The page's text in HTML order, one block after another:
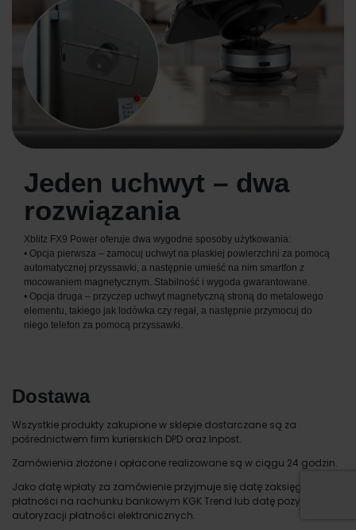
Jeden uchwyt – dwa
rozwiązania
Xblitz FX9 Power oferuje dwa wygodne sposoby użytkowania:
• Opcja pierwsza – zamocuj uchwyt na płaskiej powierzchni za pomocą
automatycznej przyssawki, a następnie umieść na nim smartfon z
mocowaniem magnetycznym. Stabilność i wygoda gwarantowane.
• Opcja druga – przyczep uchwyt magnetyczną stroną do metalowego
elementu, takiego jak lodówka czy regał, a następnie przymocuj do
niego telefon za pomocą przyssawki.
Dostawa
Wszystkie produkty zakupione w sklepie dostarczane są za
pośrednictwem firm kurierskich DPD oraz Inpost.
Zamówienia złożone i opłacone realizowane są w ciągu 24 godzin.
Jako datę wpłaty za zamówienie przyjmuje się datę zaksięgowania
płatności na rachunku bankowym KGK Trend lub datę pozytywnej
autoryzacji płatności elektronicznych.